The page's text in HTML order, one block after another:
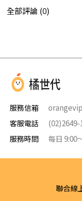
全部評論 (0)
服務信箱
客服電話
(02)2649-
服務時間
每日 9:00
聯合線